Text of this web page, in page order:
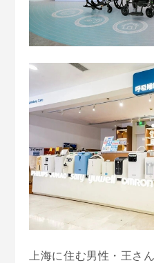
上海に住む男性・王さ